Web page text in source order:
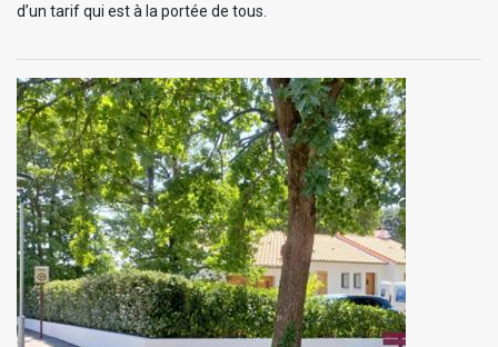
d’un tarif qui est à la portée de tous.